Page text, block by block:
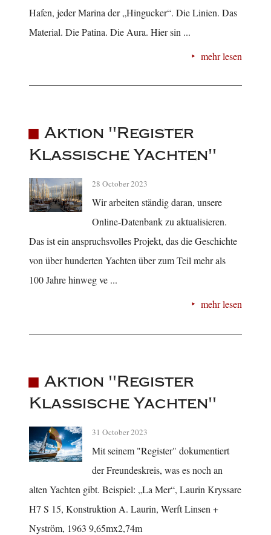
Hafen, jeder Marina der „Hingucker“. Die Linien. Das
Material. Die Patina. Die Aura. Hier sin ...
mehr lesen
Aktion "Register
Klassische Yachten"
28 October 2023
Wir arbeiten ständig daran, unsere
Online-Datenbank zu aktualisieren.
Das ist ein anspruchsvolles Projekt, das die Geschichte
von über hunderten Yachten über zum Teil mehr als
100 Jahre hinweg ve ...
mehr lesen
Aktion "Register
Klassische Yachten"
31 October 2023
Mit seinem "Register" dokumentiert
der Freundeskreis, was es noch an
alten Yachten gibt. Beispiel: „La Mer“, Laurin Kryssare
H7 S 15, Konstruktion A. Laurin, Werft Linsen +
Nyström, 1963 9,65mx2,74m